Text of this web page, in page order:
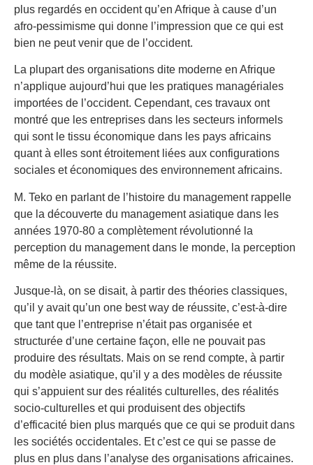
plus regardés en occident qu’en Afrique à cause d’un
afro-pessimisme qui donne l’impression que ce qui est
bien ne peut venir que de l’occident.
La plupart des organisations dite moderne en Afrique
n’applique aujourd’hui que les pratiques managériales
importées de l’occident. Cependant, ces travaux ont
montré que les entreprises dans les secteurs informels
qui sont le tissu économique dans les pays africains
quant à elles sont étroitement liées aux configurations
sociales et économiques des environnement africains.
M. Teko en parlant de l’histoire du management rappelle
que la découverte du management asiatique dans les
années 1970-80 a complètement révolutionné la
perception du management dans le monde, la perception
même de la réussite.
Jusque-là, on se disait, à partir des théories classiques,
qu’il y avait qu’un one best way de réussite, c’est-à-dire
que tant que l’entreprise n’était pas organisée et
structurée d’une certaine façon, elle ne pouvait pas
produire des résultats. Mais on se rend compte, à partir
du modèle asiatique, qu’il y a des modèles de réussite
qui s’appuient sur des réalités culturelles, des réalités
socio-culturelles et qui produisent des objectifs
d’efficacité bien plus marqués que ce qui se produit dans
les sociétés occidentales. Et c’est ce qui se passe de
plus en plus dans l’analyse des organisations africaines.